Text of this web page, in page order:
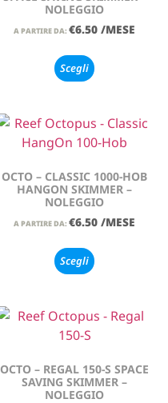
NOLEGGIO
A PARTIRE DA: €6.50 /MESE
Scegli
OCTO – CLASSIC 1000-HOB
HANGON SKIMMER –
NOLEGGIO
A PARTIRE DA: €6.50 /MESE
Scegli
OCTO – REGAL 150-S SPACE
SAVING SKIMMER –
NOLEGGIO